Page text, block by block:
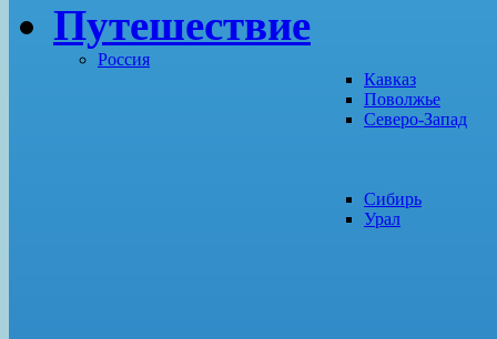
Путешествие
Россия
Кавказ
Поволжье
Северо-Запад
Сибирь
Урал